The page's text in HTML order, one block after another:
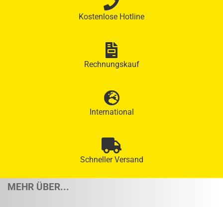
Kostenlose Hotline
Rechnungskauf
International
Schneller Versand
MEHR ÜBER...